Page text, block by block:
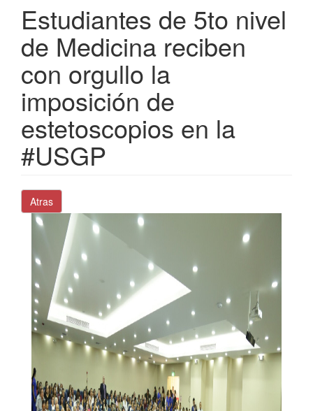
Estudiantes de 5to nivel
de Medicina reciben
con orgullo la
imposición de
estetoscopios en la
#USGP
Atras